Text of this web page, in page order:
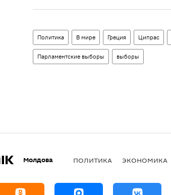
Политика В мире Греция Ципрас
Парламентские выборы выборы
Молдова ПОЛИТИКА ЭКОНОМИКА